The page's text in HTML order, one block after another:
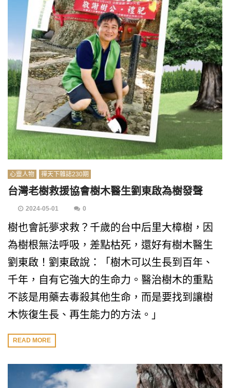
心靈人物 禪天下雜誌230期
台灣老樹救援協會樹木醫生劉東啟為樹發聲
2024-05-01 0
樹也會託夢求救？千歲的台中后里大樟樹，因
為樹根無法呼吸，差點枯死，還好有樹木醫生
劉東啟！劉東啟說：「樹木可以生長到百年、
千年，自有它強大的生命力。醫治樹木的重點
不該是用藥去毒殺其他生命，而是要找到讓樹
木恢復生長、再生能力的方法。」
READ MORE